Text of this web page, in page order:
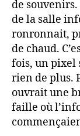
de
de la salle
ronronnait,
de chaud.
fois, un pixel
rien de plus.
ouvrait une
faille où